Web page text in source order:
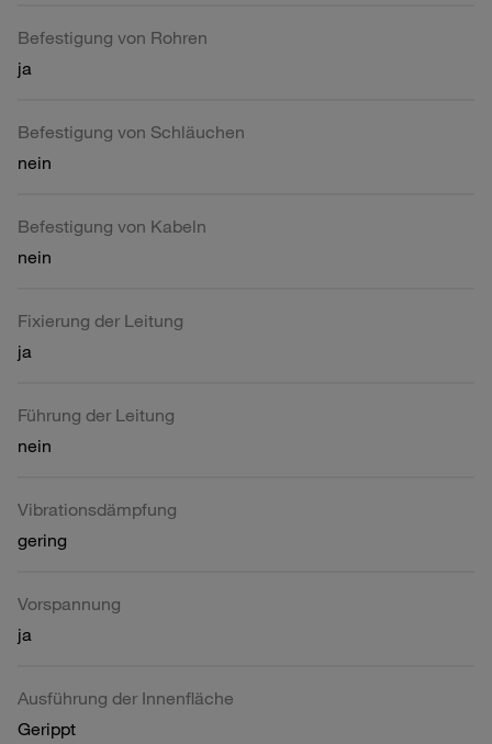
Befestigung von Rohren
ja
Befestigung von Schläuchen
nein
Befestigung von Kabeln
nein
Fixierung der Leitung
ja
Führung der Leitung
nein
Vibrationsdämpfung
gering
Vorspannung
ja
Ausführung der Innenfläche
Gerippt